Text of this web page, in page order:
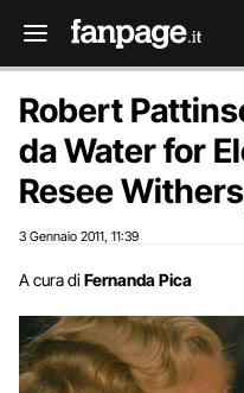
Robert
da Water for
Resee
3 Gennaio 2011 11:39
A cura di Fernanda Pica